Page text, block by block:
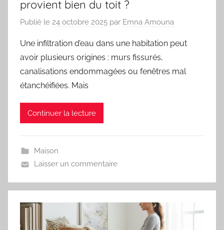
provient bien du toit ?
Publié le 24 octobre 2025 par Emna Amouna
Une infiltration d’eau dans une habitation peut
avoir plusieurs origines : murs fissurés,
canalisations endommagées ou fenêtres mal
étanchéifiées. Mais
Continuer la lecture
Maison
Laisser un commentaire